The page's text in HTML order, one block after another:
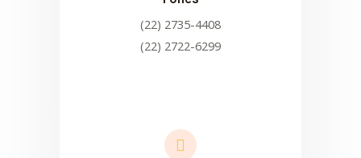
(22) 2735-4408
(22) 2722-6299